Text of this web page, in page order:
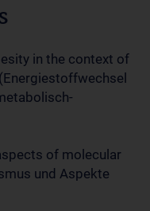
in the context of
of molecular
und Aspekte